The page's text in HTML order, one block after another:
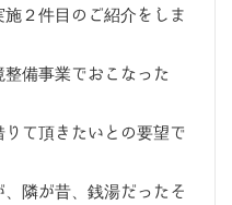
２件目のご紹介をしま
備事業でおこなった
て頂きたいとの要望で
隣が昔、銭湯だったそ